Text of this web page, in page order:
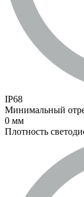
IP68
Минимальный
0 мм
Плотность